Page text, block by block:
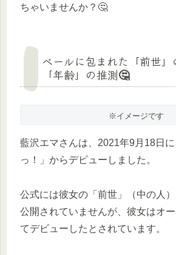
ちゃいませんか？🤔
ベールに包まれた「前世」
「年齢」の推測🤔
※イメージです
藍沢エマさんは、2021年9月18日
っ！」からデビューしました。
公式には彼女の「前世」（中の人
公開されていませんが、彼女はオ
てデビューしたとされています。